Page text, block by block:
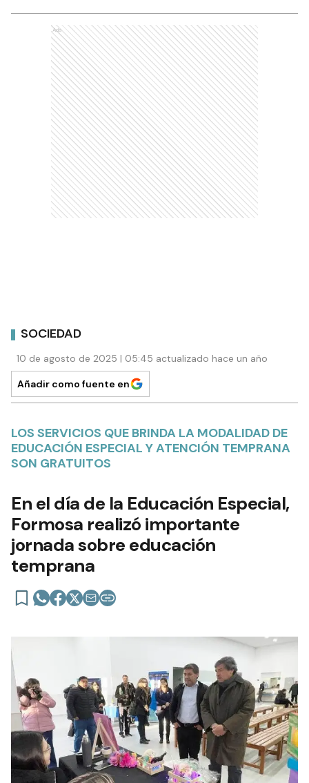
Ads
SOCIEDAD
10 de agosto de 2025 | 05:45 actualizado hace un año
Añadir como fuente en
LOS SERVICIOS QUE BRINDA LA MODALIDAD DE
EDUCACIÓN ESPECIAL Y ATENCIÓN TEMPRANA
SON GRATUITOS
En el día de la Educación Especial,
Formosa realizó importante
jornada sobre educación
temprana